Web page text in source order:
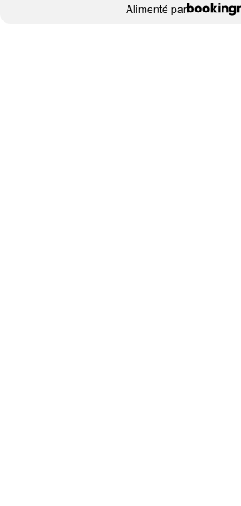
Alimenté par